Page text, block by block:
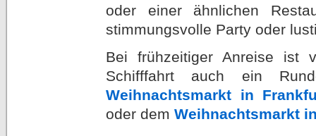
oder einer ähnlichen
stimmungsvolle Party oder
Bei frühzeitiger Anreise ist
Schifffahrt auch ein
Weihnachtsmarkt in
oder dem Weihnachtsmarkt